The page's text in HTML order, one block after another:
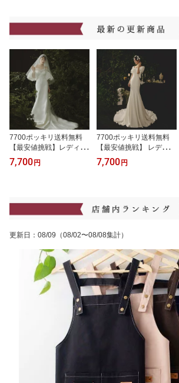
7700ポッキリ送料無料
【最安値挑戦】レディー
ス ウエディングドレス
二次会 ウエディングドレ
エディングドレス 前撮り
7,700円
7700ポッキリ送料無料
【最安値挑戦】 レディー
ス ウエディングドレス
二次会 ウエディングドレ
エディングドレス 前撮り
7,700円
更新日 ： 08/09 （08/02〜08/08集計）